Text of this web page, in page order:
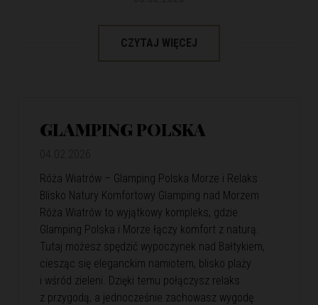
CZYTAJ WIĘCEJ
GLAMPING POLSKA
Róża Wiatrów – Glamping Polska Morze i Relaks
Blisko Natury Komfortowy Glamping nad Morzem
Róża Wiatrów to wyjątkowy kompleks, gdzie
Glamping Polska i Morze łączy komfort z naturą.
Tutaj możesz spędzić wypoczynek nad Bałtykiem,
ciesząc się eleganckim namiotem, blisko plaży
i wśród zieleni. Dzięki temu połączysz relaks
z przygodą, a jednocześnie zachowasz wygodę